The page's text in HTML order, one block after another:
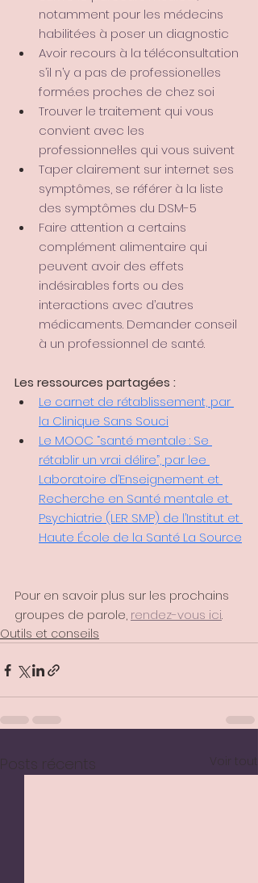
notamment pour les médecins
habilité·es à poser un diagnostic
Avoir recours à la téléconsultation
s’il n’y a pas de professionel.les
formé.es proches de chez soi
Trouver le traitement qui vous
convient avec les
professionnel·les qui vous suivent
Taper clairement sur internet ses
symptômes, se référer à la liste
des symptômes du DSM-5
Faire attention a certains
complément alimentaire qui
peuvent avoir des effets
indésirables forts ou des
interactions avec d’autres
médicaments. Demander conseil
à un professionnel de santé.
Les ressources partagées :
Le carnet de rétablissement, par
la Clinique Sans Souci
Le MOOC “santé mentale : Se
rétablir un vrai délire”, par lee
Laboratoire d’Enseignement et
Recherche en Santé mentale et
Psychiatrie (LER SMP) de l’Institut et
Haute École de la Santé La Source
Pour en savoir plus sur les prochains
groupes de parole, rendez-vous ici.
Outils et conseils
Posts récents Voir tout